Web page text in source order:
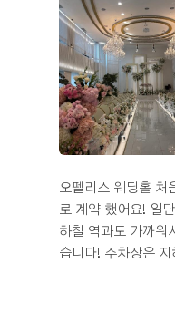
할을 했습니다. 저희
들까지 놓치지 않고
다 저희의 예식 일
비스 혜택까지 친절
무리했습니다. 홀
등 모든 면에서 육각
다. 서울 중심부에서
해 드리고 싶습니다!
같다는 생각이 들었
나 부담스러운 느낌
오래 지나도 촌스럽
었습니다! 상담 과정
딩홀 상담은 정신없
오펠리스는 비교적
어서 좋았습니다.
각하는 부분들을 자
직원분들께서도 친
유도하는 분위기가
었습니다. 또한 시식
족스러웠습니다.
깔끔했고 소문대로
만족하실 수 있을
오펠리스 웨딩홀 처
로 계약 했어요! 일
하철 역과도 가까워
습니다! 주차장은
차공간도 많았고 무
원 가능하니 주차